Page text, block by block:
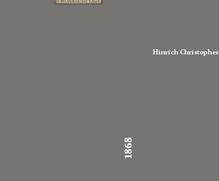
Hinrich